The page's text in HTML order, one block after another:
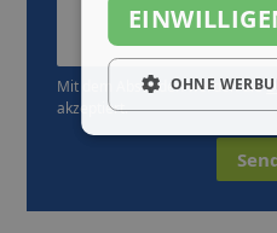
Mit dem Absenden werden die
akzeptiert.
OHNE